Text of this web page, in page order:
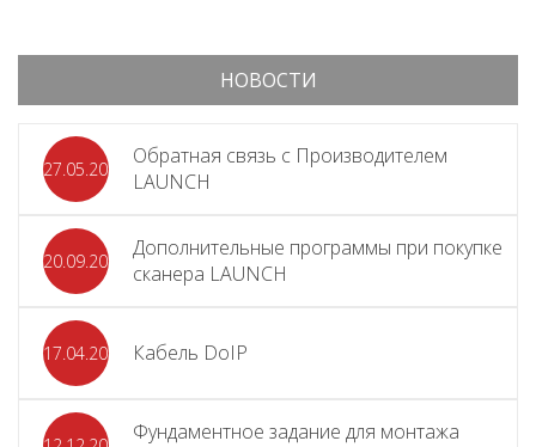
НОВОСТИ
27.05.2026
Обратная связь с Производителем
LAUNCH
20.09.2025
Дополнительные программы при покупке
сканера LAUNCH
17.04.2024 Кабель DoIP
Фундаментное задание для монтажа